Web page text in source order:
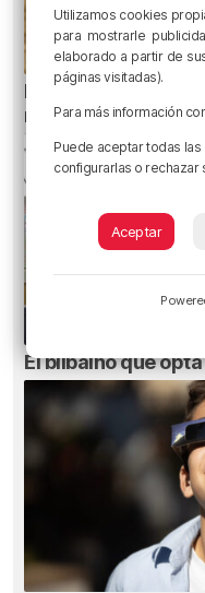
El aviso de los
mirada puede
El bilbaíno que
Utilizamos cookies
para mostrarle
elaborado a partir de
páginas visitadas).
Para más información
Puede aceptar todas
configurarlas o rechazar
Aceptar